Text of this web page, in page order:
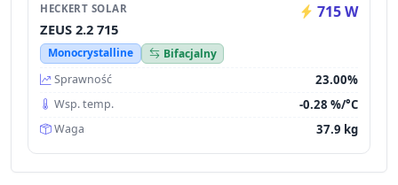
HECKERT SOLAR 715 W
ZEUS 2.2 715
Monocrystalline
Bifacjalny
Sprawność
23.00%
Wsp. temp. -0.28 %/°C
Waga 37.9 kg